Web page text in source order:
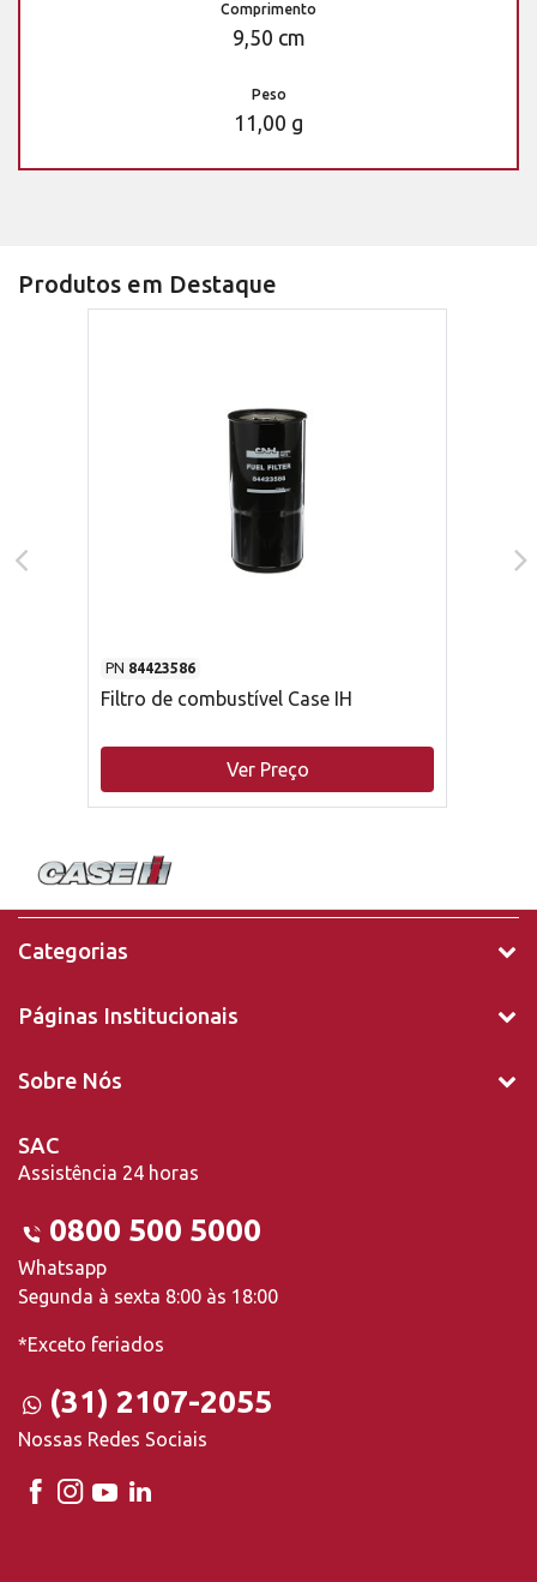
Comprimento
9,50 cm
Peso
11,00 g
Produtos em Destaque
PN 84423586
Filtro de combustível Case IH
Ver Preço
Categorias
Páginas Institucionais
Sobre Nós
SAC
Assistência 24 horas
0800 500 5000
Whatsapp
Segunda à sexta 8:00 às 18:00
*Exceto feriados
(31) 2107-2055
Nossas Redes Sociais